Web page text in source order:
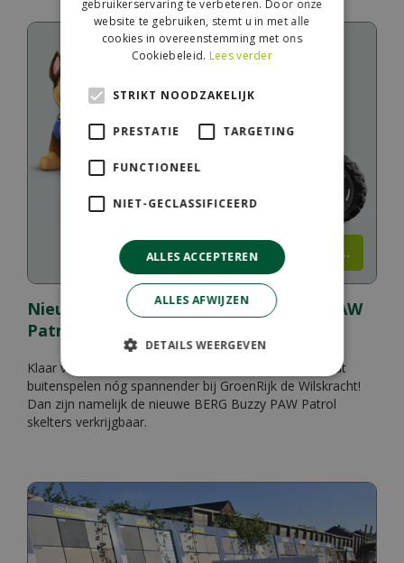
Nieuw bij de Wilskracht: BERG Buzzy PAW
Patrol!
Klaar voor een nieuwe missie? Vanaf 6 augustus wordt
buitenspelen nóg spannender bij GroenRijk de Wilskracht!
Dan zijn namelijk de nieuwe BERG Buzzy PAW Patrol
skelters verkrijgbaar.
Lees meer...
gebruikerservaring te verbeteren. Door onze
website te gebruiken, stemt u in met alle
cookies in overeenstemming met ons
Cookiebeleid. Lees verder
STRIKT NOODZAKELIJK
PRESTATIE TARGETING
FUNCTIONEEL
NIET-GECLASSIFICEERD
ALLES ACCEPTEREN
ALLES AFWIJZEN
DETAILS WEERGEVEN